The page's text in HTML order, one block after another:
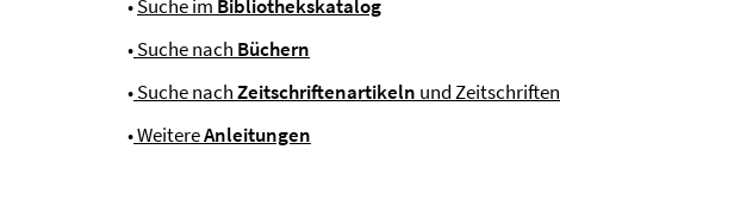
•Suche im Bibliothekskatalog
•Suche nach Büchern
•Suche nachZeitschriftenartikeln und Zeitschriften
•WeitereAnleitungen